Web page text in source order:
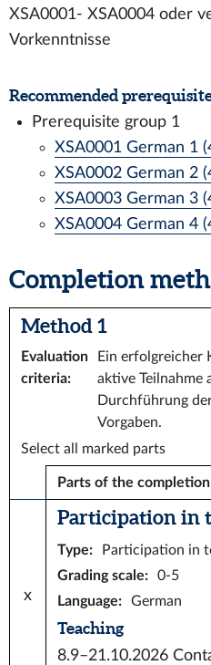
XSA0001- XSA0004 oder
Vorkenntnisse
Recommended
Prerequisite group 1
XSA0001 German 1
XSA0002 German 2
XSA0003 German 3
XSA0004 German 4
Completion
Method 1
Evaluation
criteria:
Ein erfolgreicher
aktive Teilnahme
Durchführung
Vorgaben.
Select all marked parts
Parts of the
x
Participation in
Type:
Participation in
Grading scale:
0-5
Language: German
Teaching
8.9–21.10.2026